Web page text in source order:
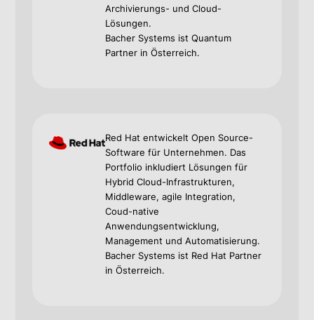
Archivierungs- und Cloud-
Lösungen.
Bacher Systems ist Quantum
Partner in Österreich.
Red Hat entwickelt Open Source-
Software für Unternehmen. Das
Portfolio inkludiert Lösungen für
Hybrid Cloud-Infrastrukturen,
Middleware, agile Integration,
Coud-native
Anwendungsentwicklung,
Management und Automatisierung.
Bacher Systems ist Red Hat Partner
in Österreich.